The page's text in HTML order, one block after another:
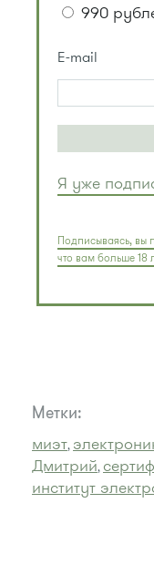
990
E-mail
Я уже
Подписываясь, вы
что вам больше 18
Метки:
миэт,
Дмитрий,
институт